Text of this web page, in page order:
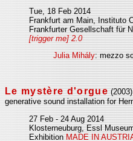
Tue, 18 Feb 2014
Frankfurt am Main, Instituto
Frankfurter Gesellschaft für
[trigger me] 2.0
Julia Mihály: mezzo
Le mystère d'orgue (2003)
generative sound installation for
27 Feb - 24 Aug 2014
Klosterneuburg, Essl
Exhibition MADE IN